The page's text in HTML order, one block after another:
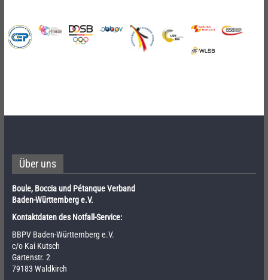
Über uns
Boule, Boccia und Pétanque Verband
Baden-Württemberg e.V.
Kontaktdaten des Notfall-Service:
BBPV Baden-Württemberg e.V.
c/o Kai Kutsch
Gartenstr. 2
79183 Waldkirch